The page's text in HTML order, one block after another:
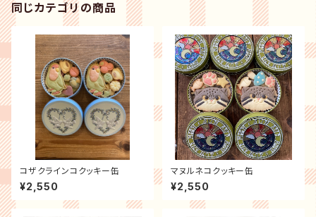
同じカテゴリの商品
コザクラインコクッキー缶
¥2,550
マヌルネコクッキー缶
¥2,550